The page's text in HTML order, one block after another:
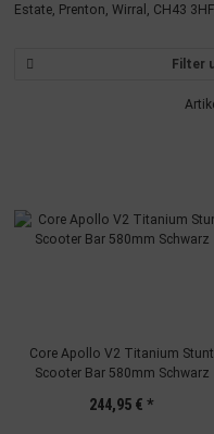
Estate, Prenton, Wirral, CH43
Filter
Core Apollo V2 Titanium Stunt
Scooter Bar 580mm Schwarz
244,95 € *